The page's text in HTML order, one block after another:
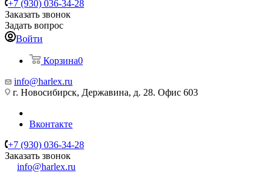
+7 (930) 036-34-28
Заказать звонок
Задать вопрос
Войти
Корзина0
info@harlex.ru
г. Новосибирск, Державина, д. 28. Офис 603
Вконтакте
+7 (930) 036-34-28
Заказать звонок
info@harlex.ru